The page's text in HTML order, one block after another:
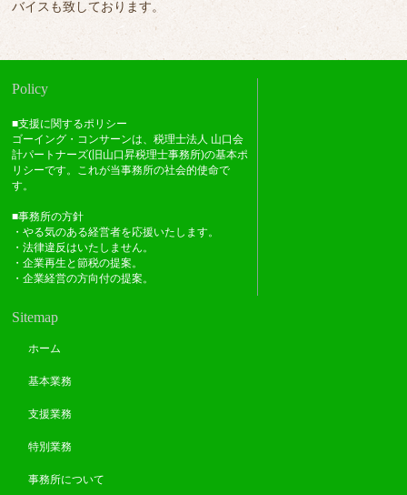
バイスも致しております。
Policy
■支援に関するポリシー
ゴーイング・コンサーンは、税理士法人 山口会
計パートナーズ(旧山口昇税理士事務所)の基本ポ
リシーです。これが当事務所の社会的使命で
す。
■事務所の方針
・やる気のある経営者を応援いたします。
・法律違反はいたしません。
・企業再生と節税の提案。
・企業経営の方向付の提案。
Sitemap
ホーム
基本業務
支援業務
特別業務
事務所について